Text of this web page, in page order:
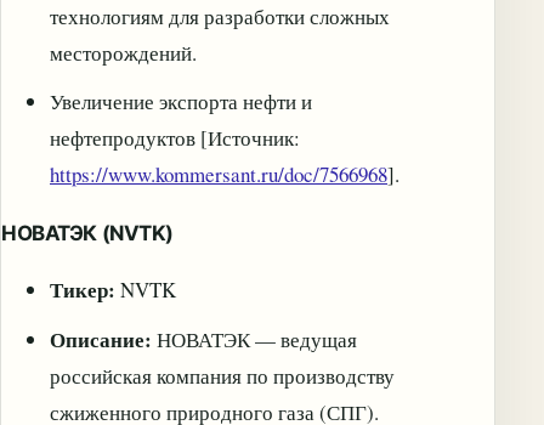
технологиям для разработки сложных
месторождений.
Увеличение экспорта нефти и
нефтепродуктов [Источник:
https://www.kommersant.ru/doc/7566968].
НОВАТЭК (NVTK)
Тикер: NVTK
Описание: НОВАТЭК — ведущая
российская компания по производству
сжиженного природного газа (СПГ).